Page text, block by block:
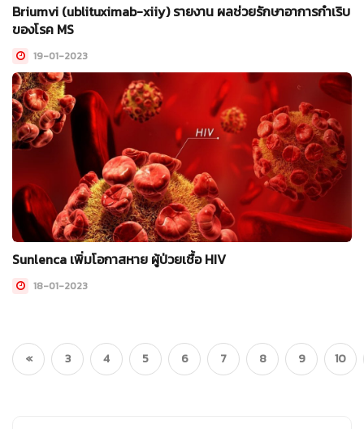
Briumvi (ublituximab-xiiy) รายงาน ผลช่วยรักษาอาการกำเริบ
ของโรค MS
19-01-2023
Sunlenca เพิ่มโอกาสหาย ผู้ป่วยเชื้อ HIV
18-01-2023
« 3 4 5 6 7 8 9 10